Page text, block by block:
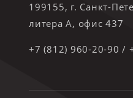
199155, г. Санкт-
литера А, офис 437
+7 (812) 960-20-90 /